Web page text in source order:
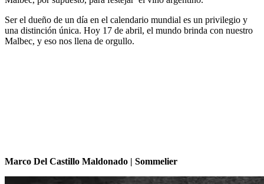
Ser el dueño de un día en el calendario mundial es un privilegio y
una distinción única. Hoy 17 de abril, el mundo brinda con nuestro
Malbec, y eso nos llena de orgullo.
Marco Del Castillo Maldonado | Sommelier